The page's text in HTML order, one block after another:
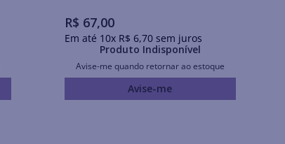
R$ 67,00
Em até 10x R$ 6,70sem juros
Produto Indisponível
Avise-me quando retornar ao estoque
Avise-me